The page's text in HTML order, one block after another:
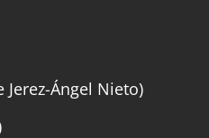
Jerez-Ángel Nieto)